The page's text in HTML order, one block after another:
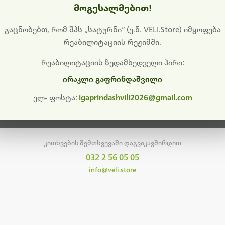
გიხდით შეფერხებისთვის. ამჟამად მიმდინარეობს
განახლება და ტექნიკური სამუშაოები.
მალე ისევ ხელმისაწვდომი იქნება. გმადლობთ მოთმინებისთვის!
მთავარ გვერდზე დაბრუნება
კითხვების შემთხვევაში დაგვიკავშირდით
032 2 56 05 05
info@veli.store
მოგესალმებით!
გაცნობებთ, რომ შპს „სატურნი“ (ე.წ. VELI.Store) იმყოფება
რეაბილიტაციის რეჟიმში.
რეაბილიტაციის ზედამხედველი პირი:
ირაკლი გაფრინდაშვილი
ელ- ფოსტა: igaprindashvili2026@gmail.com